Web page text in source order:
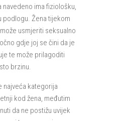
navedeno ima fiziološku,
podlogu. Žena tijekom
usmjeriti seksualno
gdje joj se čini da je
te može prilagoditi
brzinu.
najveća kategorija
kod žena, međutim
da ne postižu uvijek